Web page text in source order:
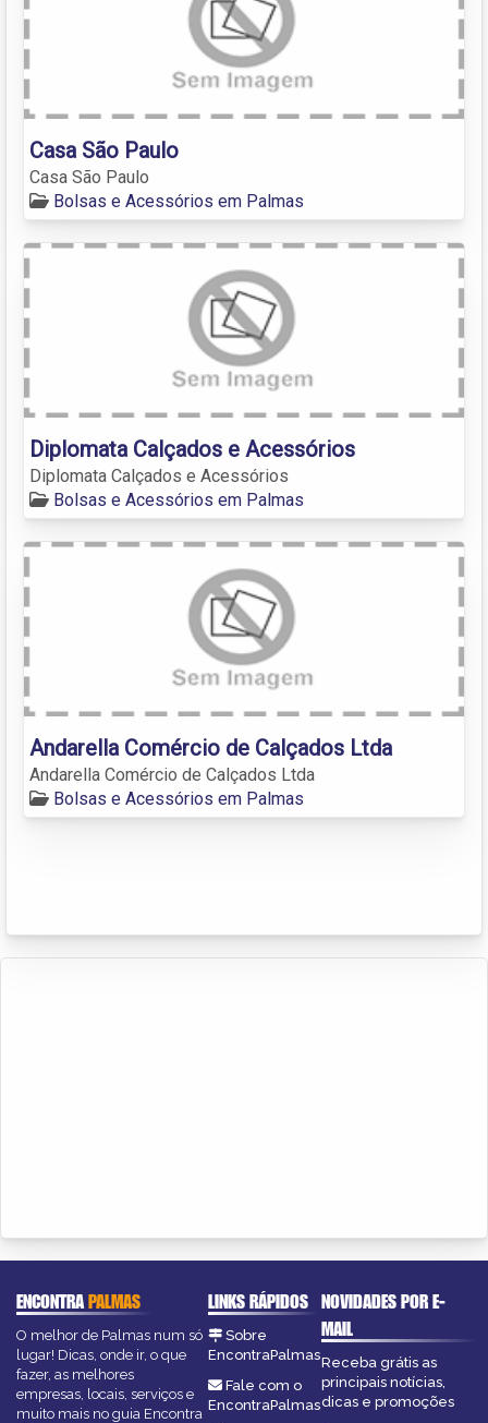
Casa São Paulo
Casa São Paulo
Bolsas e Acessórios em Palmas
Diplomata Calçados e Acessórios
Diplomata Calçados e Acessórios
Bolsas e Acessórios em Palmas
Andarella Comércio de Calçados Ltda
Andarella Comércio de Calçados Ltda
Bolsas e Acessórios em Palmas
ENCONTRAPALMAS
O melhor de Palmas num só
lugar! Dicas, onde ir, o que
fazer, as melhores
empresas, locais, serviços e
muito mais no guia Encontra
LINKS RÁPIDOS
Sobre
EncontraPalmas
Fale com o
EncontraPalmas
NOVIDADES POR E-
MAIL
Receba grátis as
principais notícias,
dicas e promoções